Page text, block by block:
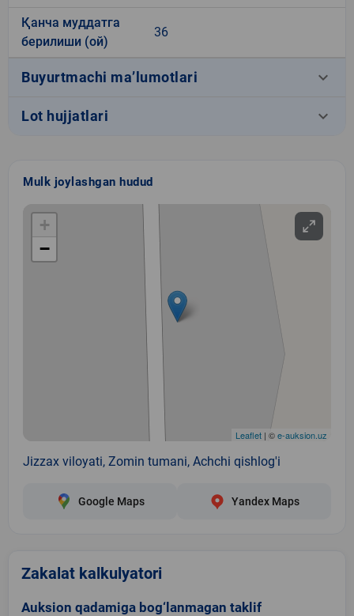
Қанча муддатга
берилиши (ой)
36
Buyurtmachi ma’lumotlari keyboard_arrow_down
Lot hujjatlari keyboard_arrow_down
Mulk joylashgan hudud
+
−
Leaflet | ©e-auksion.uz
Jizzax viloyati, Zomin tumani, Achchi qishlog'i
Google Maps Yandex Maps
Zakalat kalkulyatori
Auksion qadamiga bog‘lanmagan taklif